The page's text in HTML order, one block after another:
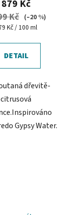
879 Kč
Kč (–20 %)
Kč / 100 ml
DETAIL
dřevitě-
citrusová
Gypsy Water.